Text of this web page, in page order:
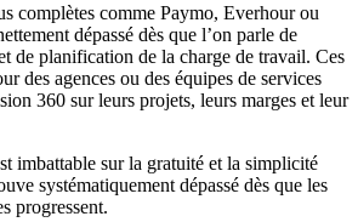
complètes comme Paymo, Everhour ou
dépassé dès que l’on parle de
de planification de la charge de travail. Ces
des agences ou des équipes de services
360 sur leurs projets, leurs marges et leur
imbattable sur la gratuité et la simplicité
systématiquement dépassé dès que les
progressent.